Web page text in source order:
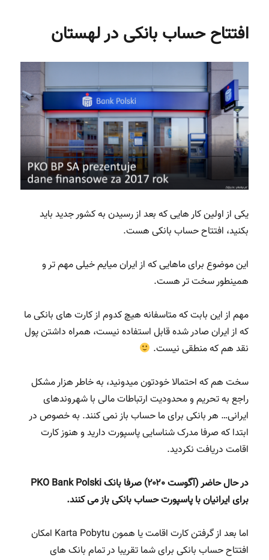
درآمد
در
افتتاح حساب بانکی در لهستان
یکی از اولین کار هایی که بعد از رسیدن به کشور جدید باید
بکنید، افتتاح حساب بانکی هست.
این موضوع برای ماهایی که از ایران میایم خیلی مهم تر و
همینطور سخت تر هست.
مهم از این بابت که متاسفانه هیچ کدوم از کارت های بانکی ما
که از ایران صادر شده قابل استفاده نیست، همراه داشتن پول
نقد هم که منطقی نیست.
سخت هم که احتمالا خودتون میدونید، به خاطر هزار مشکل
راجع به تحریم و محدودیت ارتباطات مالی با شهروندهای
ایرانی… هر بانکی برای ما حساب باز نمی کنند. به خصوص در
ابتدا که صرفا مدرک شناسایی پاسپورت دارید و هنوز کارت
اقامت دریافت نکردید.
در حال حاضر (آگوست ۲۰۲۰) صرفا بانک PKO Bank Polski
برای ایرانیان با پاسپورت حساب بانکی باز می کنند.
اما بعد از گرفتن کارت اقامت یا همون Karta Pobytu امکان
افتتاح حساب بانکی برای شما تقریبا در تمام بانک های